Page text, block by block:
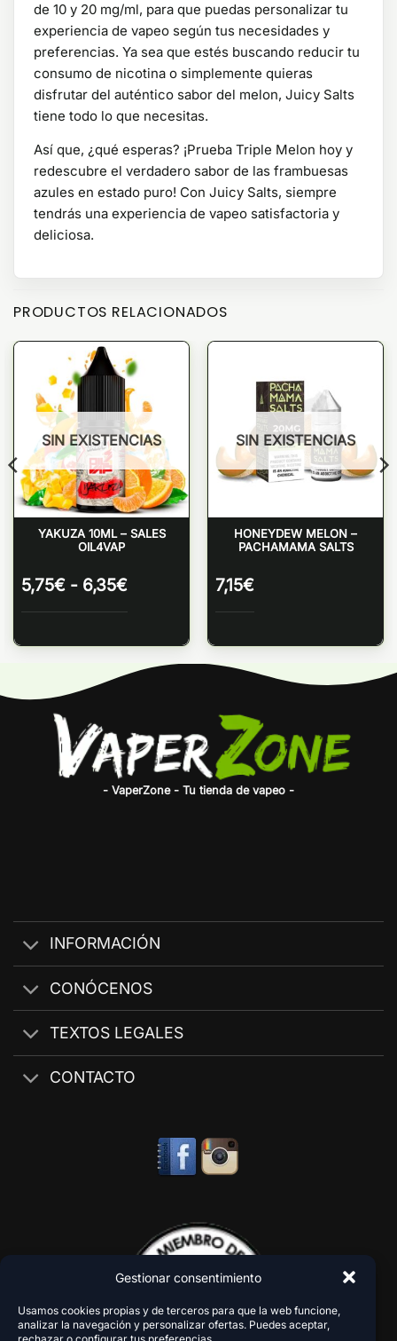
Gestionar consentimiento
Usamos cookies propias y de terceros para que la web funcione,
analizar la navegación y personalizar ofertas. Puedes aceptar,
de 10 y 20 mg/ml, para que puedas personalizar tu
experiencia de vapeo según tus necesidades y
preferencias. Ya sea que estés buscando reducir tu
consumo de nicotina o simplemente quieras
disfrutar del auténtico sabor del melon, Juicy Salts
tiene todo lo que necesitas.
Así que, ¿qué esperas? ¡Prueba Triple Melon hoy y
redescubre el verdadero sabor de las frambuesas
azules en estado puro! Con Juicy Salts, siempre
tendrás una experiencia de vapeo satisfactoria y
deliciosa.
PRODUCTOS RELACIONADOS
SIN EXISTENCIAS
YAKUZA 10ML – SALES
OIL4VAP
5,75€ - 6,35€Rango
precios:
5,75€
hasta
SIN EXISTENCIAS
HONEYDEW MELON –
PACHAMAMA SALTS
7,15€
- VaperZone - Tu tienda de vapeo -
INFORMACIÓN
CONÓCENOS
TEXTOS LEGALES
CONTACTO